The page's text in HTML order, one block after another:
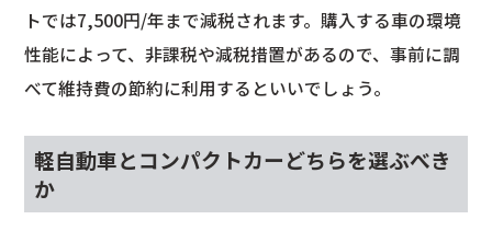
トでは7,500円/年まで減税されます。購入する車の環境
性能によって、非課税や減税措置があるので、事前に調
べて維持費の節約に利用するといいでしょう。
軽自動車とコンパクトカーどちらを選ぶべき
か